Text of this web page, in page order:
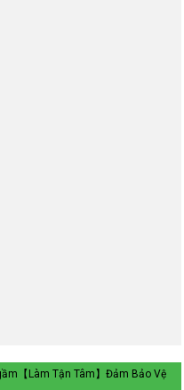
【Làm Tận Tâm】Đảm Bảo Vệ